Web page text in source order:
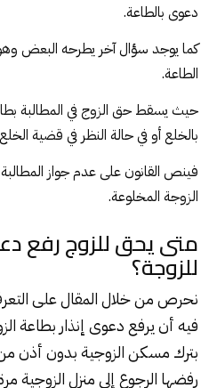
دعوى بالطاعة.
كما يوجد سؤال آخر يطرحه البعض
الطاعة.
حيث يسقط حق الزوج في المطالبة
بالخلع أو في حالة النظر في قضية
فينص القانون على عدم جواز
الزوجة المخلوعة.
متى يحق للزوج رفع
للزوجة؟
نحرص من خلال المقال على
فيه أن يرفع دعوى إنذار بطاعة
بترك مسكن الزوجية بدون أذن من
رفضها الرجوع إلى منزل الزوجية